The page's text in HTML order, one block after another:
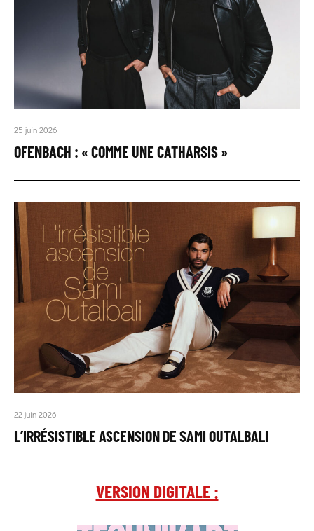
25 juin 2026
OFENBACH : « COMME UNE CATHARSIS »
22 juin 2026
L’IRRÉSISTIBLE ASCENSION DE SAMI OUTALBALI
VERSION DIGITALE :